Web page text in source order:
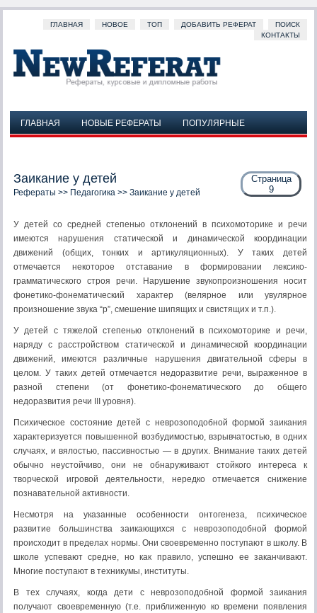
ГЛАВНАЯ НОВОЕ ТОП ДОБАВИТЬ РЕФЕРАТ
ПОИСК
КОНТАКТЫ
ГЛАВНАЯ НОВЫЕ РЕФЕРАТЫ
ПОПУЛЯРНЫЕ
Страница
9
Заикание у детей
Рефераты >> Педагогика >> Заикание у детей
У детей со средней степенью отклонений в психомоторике и речи
имеются нарушения статической и динамической координации
движений (общих, тонких и артикуляционных). У таких детей
отмечается некоторое отставание в формировании лексико-
грамматического строя речи. Нарушение звукопроизношения носит
фонетико-фонематический характер (велярное или увулярное
произношение звука “р”, смешение шипящих и свистящих и т.п.).
У детей с тяжелой степенью отклонений в психомоторике и речи,
наряду с расстройством статической и динамической координации
движений, имеются различные нарушения двигательной сферы в
целом. У таких детей отмечается недоразвитие речи, выраженное в
разной степени (от фонетико-фонематического до общего
недоразвития речи III уровня).
Психическое состояние детей с неврозоподобной формой заикания
характеризуется повышенной возбудимостью, взрывчатостью, в одних
случаях, и вялостью, пассивностью — в других. Внимание таких детей
обычно неустойчиво, они не обнаруживают стойкого интереса к
творческой игровой деятельности, нередко отмечается снижение
познавательной активности.
Несмотря на указанные особенности онтогенеза, психическое
развитие большинства заикающихся с неврозоподобной формой
происходит в пределах нормы. Они своевременно поступают в школу. В
школе успевают средне, но как правило, успешно ее заканчивают.
Многие поступают в техникумы, институты.
В тех случаях, когда дети с неврозоподобной формой заикания
получают своевременную (т.е. приближенную ко времени появления